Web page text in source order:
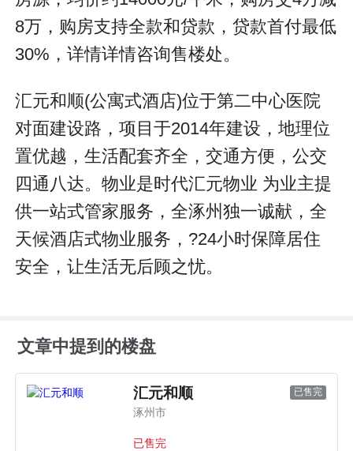
8万，购房支持全款和贷款，贷款首付最低
30%，详情详情咨询售楼处。
汇元和顺(公寓式酒店)位于第二中心医院
对面建设路，项目于2014年建设，地理位
置优越，生活配套齐全，交通方便，公交
四通八达。物业是时代汇元物业 为业主提
供一站式管家服务，全涿州独一诚献，全
天候酒店式物业服务，?24小时保障居住
安全，让生活无后顾之忧。
文章中提到的楼盘
汇元和顺 已售完
涿州市
已售完